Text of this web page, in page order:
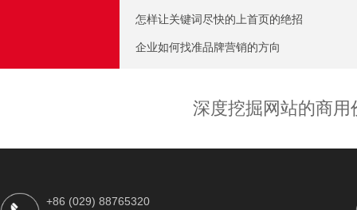
怎样让关键词尽快的上首页的绝招
企业如何找准品牌营销的方向
深度挖掘网站的商
+86 (029) 88765320